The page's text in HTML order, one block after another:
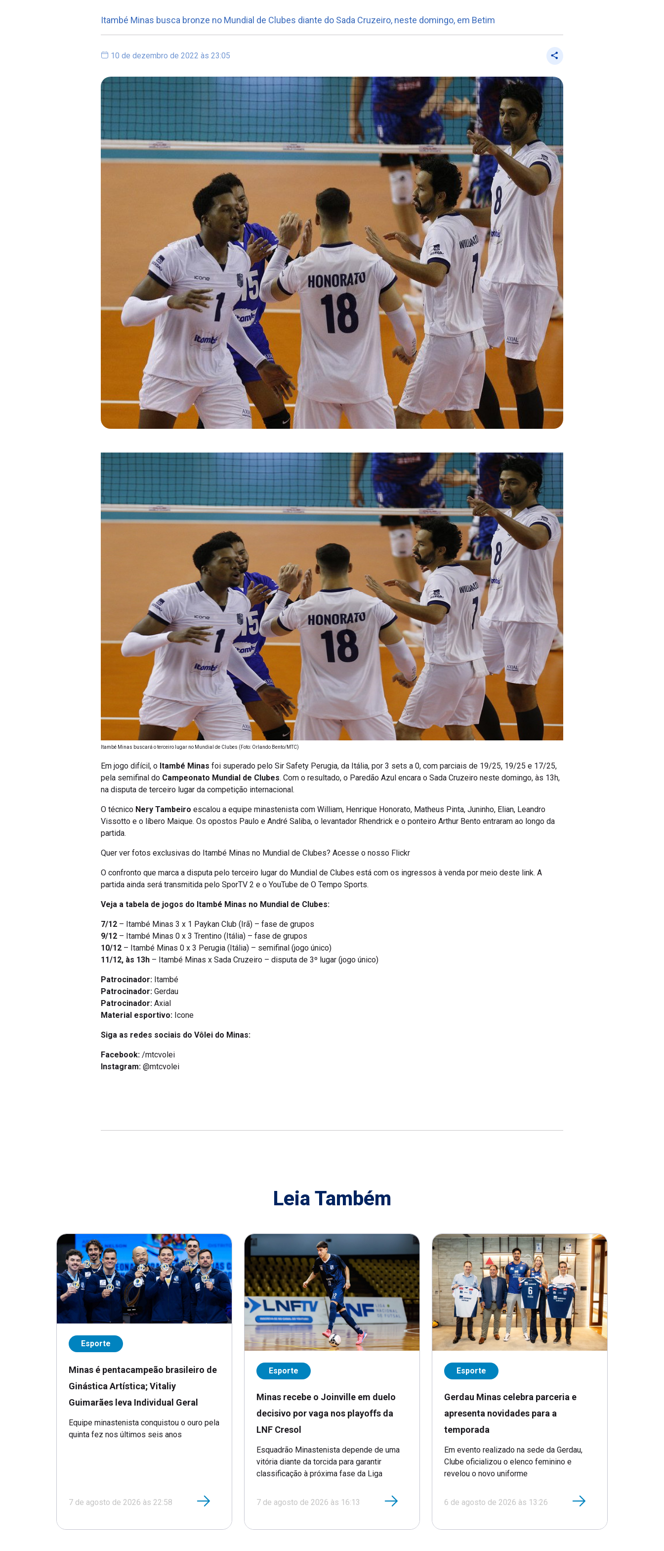
Itambé Minas busca bronze no Mundial de Clubes diante do Sada Cruzeiro, neste domingo, em Betim
10 de dezembro de 2022 às 23:05
Em jogo difícil, o Itambé Minas
foi superado pelo Sir Safety Perugia, da Itália, por 3 sets a 0, com parciais de 19/25, 19/25 e 17/25,
pela semifinal do Campeonato Mundial de Clubes
. Com o resultado, o Paredão Azul encara o Sada Cruzeiro neste domingo, às 13h,
na disputa de terceiro lugar da competição internacional.
O técnico Nery Tambeiro
escalou a equipe minastenista com William, Henrique Honorato, Matheus Pinta, Juninho, Elian, Leandro
Vissotto e o líbero Maique. Os opostos Paulo e André Saliba, o levantador Rhendrick e o ponteiro Arthur Bento entraram ao longo da
partida.
Quer ver fotos exclusivas do Itambé Minas no Mundial de Clubes? Acesse o nosso Flickr
O confronto que marca a disputa pelo terceiro lugar do Mundial de Clubes está com os ingressos à venda por meio deste link. A
partida ainda será transmitida pelo SporTV 2 e o YouTube de O Tempo Sports.
Veja a tabela de jogos do Itambé Minas no Mundial de Clubes:
7/12 – Itambé Minas 3 x 1 Paykan Club (Irã) – fase de grupos
9/12 – Itambé Minas 0 x 3 Trentino (Itália) – fase de grupos
10/12 – Itambé Minas 0 x 3 Perugia (Itália) – semifinal (jogo único)
11/12, às 13h
– Itambé Minas x Sada Cruzeiro – disputa de 3º lugar (jogo único)
Patrocinador:
Itambé
Patrocinador:
Gerdau
Patrocinador:
Axial
Material esportivo:
Icone
Siga as redes sociais do Vôlei do Minas:
Facebook:
/mtcvolei
Instagram:
@mtcvolei
Leia Também
Esporte
Minas é pentacampeão brasileiro de
Ginástica Artística; Vitaliy
Guimarães leva Individual Geral
Equipe minastenista conquistou o ouro pela
quinta fez nos últimos seis anos
7 de agosto de 2026 às 22:58
Esporte
Minas recebe o Joinville em duelo
decisivo por vaga nos playoffs da
LNF Cresol
Esquadrão Minastenista depende de uma
vitória diante da torcida para garantir
classificação à próxima fase da Liga
7 de agosto de 2026 às 16:13
Esporte
Gerdau Minas celebra parceria e
apresenta novidades para a
temporada
Em evento realizado na sede da Gerdau,
Clube oficializou o elenco feminino e
revelou o novo uniforme
6 de agosto de 2026 às 13:26